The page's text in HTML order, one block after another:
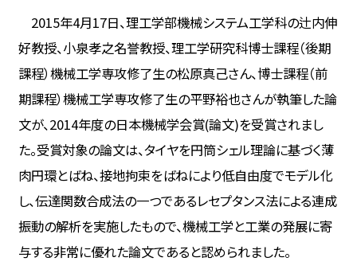
2015年4月17日、理工学部機械システム工学科の辻内伸
好教授、小泉孝之名誉教授、理工学研究科博士課程（後期
課程）機械工学専攻修了生の松原真己さん、博士課程（前
期課程）機械工学専攻修了生の平野裕也さんが執筆した論
文が、2014年度の日本機械学会賞(論文)を受賞されまし
た。受賞対象の論文は、タイヤを円筒シェル理論に基づく薄
肉円環とばね、接地拘束をばねにより低自由度でモデル化
し、伝達関数合成法の一つであるレセプタンス法による連成
振動の解析を実施したもので、機械工学と工業の発展に寄
与する非常に優れた論文であると認められました。